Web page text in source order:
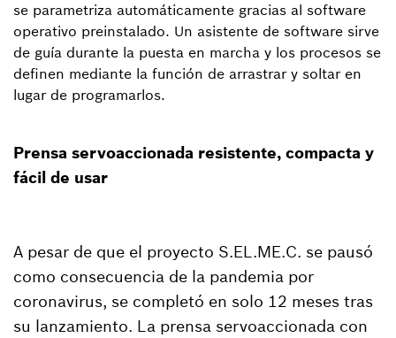
se parametriza automáticamente gracias al software
operativo preinstalado. Un asistente de software sirve
de guía durante la puesta en marcha y los procesos se
definen mediante la función de arrastrar y soltar en
lugar de programarlos.
Prensa servoaccionada resistente, compacta y
fácil de usar
A pesar de que el proyecto S.EL.ME.C. se pausó
como consecuencia de la pandemia por
coronavirus, se completó en solo 12 meses tras
su lanzamiento. La prensa servoaccionada con